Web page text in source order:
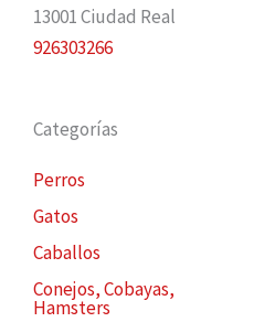
13001 Ciudad Real
926303266
Categorías
Perros
Gatos
Caballos
Conejos, Cobayas,
Hamsters